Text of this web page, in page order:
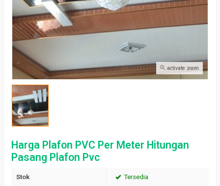
activate zoom
Harga Plafon PVC Per Meter Hitungan
Pasang Plafon Pvc
Stok Tersedia